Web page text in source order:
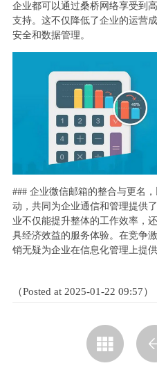
企业都可以通过桑桥网络享受到
支持。这不仅降低了企业的运营
安全和数据管理。
### 企业微信邮箱的整合与更名
动，共同为企业通信和管理提供
业不仅能提升整体的工作效率，
具经济效益的服务体验。在竞争
销无疑为企业在信息化管理上提
（Posted at 2025-01-22 09:57）